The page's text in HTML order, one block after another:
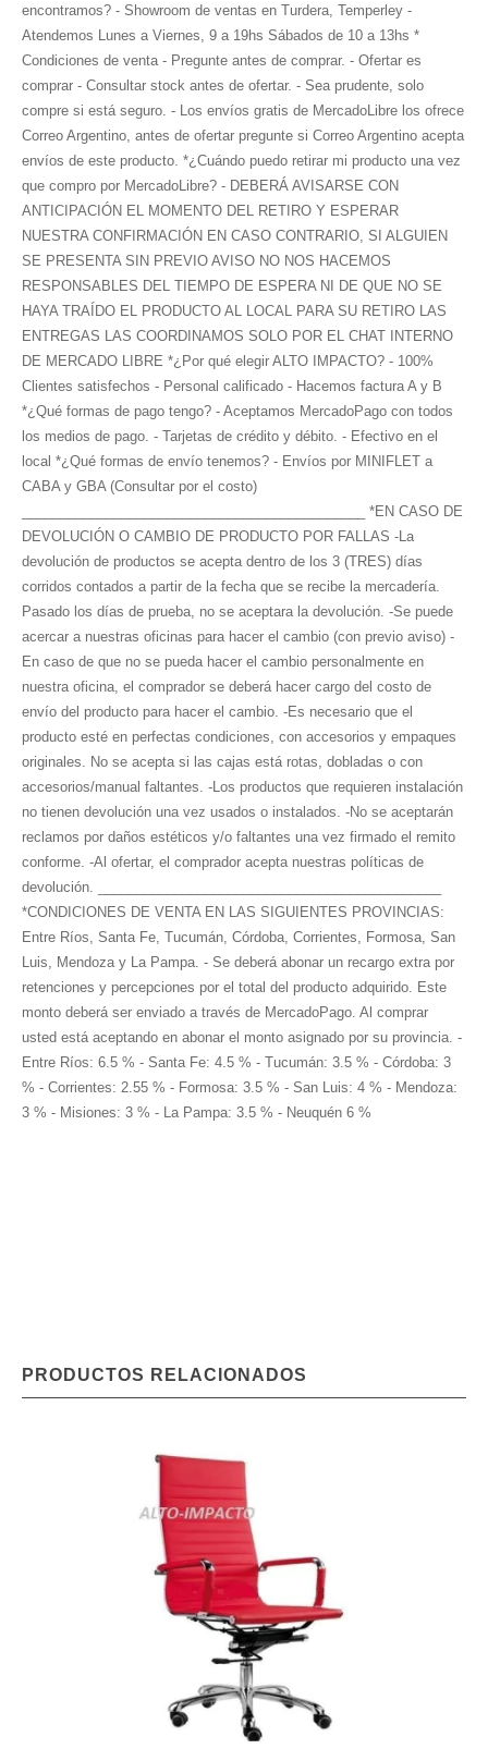
encontramos? - Showroom de ventas en Turdera, Temperley -
Atendemos Lunes a Viernes, 9 a 19hs Sábados de 10 a 13hs *
Condiciones de venta - Pregunte antes de comprar. - Ofertar es
comprar - Consultar stock antes de ofertar. - Sea prudente, solo
compre si está seguro. - Los envíos gratis de MercadoLibre los ofrece
Correo Argentino, antes de ofertar pregunte si Correo Argentino acepta
envíos de este producto. *¿Cuándo puedo retirar mi producto una vez
que compro por MercadoLibre? - DEBERÁ AVISARSE CON
ANTICIPACIÓN EL MOMENTO DEL RETIRO Y ESPERAR
NUESTRA CONFIRMACIÓN EN CASO CONTRARIO, SI ALGUIEN
SE PRESENTA SIN PREVIO AVISO NO NOS HACEMOS
RESPONSABLES DEL TIEMPO DE ESPERA NI DE QUE NO SE
HAYA TRAÍDO EL PRODUCTO AL LOCAL PARA SU RETIRO LAS
ENTREGAS LAS COORDINAMOS SOLO POR EL CHAT INTERNO
DE MERCADO LIBRE *¿Por qué elegir ALTO IMPACTO? - 100%
Clientes satisfechos - Personal calificado - Hacemos factura A y B
*¿Qué formas de pago tengo? - Aceptamos MercadoPago con todos
los medios de pago. - Tarjetas de crédito y débito. - Efectivo en el
local *¿Qué formas de envío tenemos? - Envíos por MINIFLET a
CABA y GBA (Consultar por el costo)
_____________________________________________ *EN CASO DE
DEVOLUCIÓN O CAMBIO DE PRODUCTO POR FALLAS -La
devolución de productos se acepta dentro de los 3 (TRES) días
corridos contados a partir de la fecha que se recibe la mercadería.
Pasado los días de prueba, no se aceptara la devolución. -Se puede
acercar a nuestras oficinas para hacer el cambio (con previo aviso) -
En caso de que no se pueda hacer el cambio personalmente en
nuestra oficina, el comprador se deberá hacer cargo del costo de
envío del producto para hacer el cambio. -Es necesario que el
producto esté en perfectas condiciones, con accesorios y empaques
originales. No se acepta si las cajas está rotas, dobladas o con
accesorios/manual faltantes. -Los productos que requieren instalación
no tienen devolución una vez usados o instalados. -No se aceptarán
reclamos por daños estéticos y/o faltantes una vez firmado el remito
conforme. -Al ofertar, el comprador acepta nuestras políticas de
devolución. _____________________________________________
*CONDICIONES DE VENTA EN LAS SIGUIENTES PROVINCIAS:
Entre Ríos, Santa Fe, Tucumán, Córdoba, Corrientes, Formosa, San
Luis, Mendoza y La Pampa. - Se deberá abonar un recargo extra por
retenciones y percepciones por el total del producto adquirido. Este
monto deberá ser enviado a través de MercadoPago. Al comprar
usted está aceptando en abonar el monto asignado por su provincia. -
Entre Ríos: 6.5 % - Santa Fe: 4.5 % - Tucumán: 3.5 % - Córdoba: 3
% - Corrientes: 2.55 % - Formosa: 3.5 % - San Luis: 4 % - Mendoza:
3 % - Misiones: 3 % - La Pampa: 3.5 % - Neuquén 6 %
PRODUCTOS RELACIONADOS